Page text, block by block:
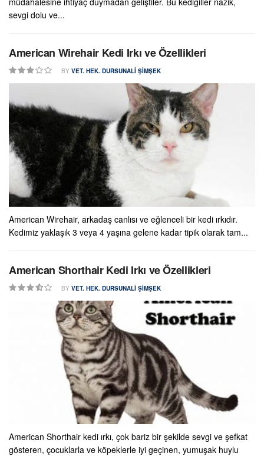
sevgi dolu ve...
American Wirehair Kedi Irkı ve Özellikleri
BY VET. HEK. DURSUNALI ŞIMŞEK
American Wirehair, arkadaş canlısı ve eğlenceli bir kedi ırkıdır.
Kedimiz yaklaşık 3 veya 4 yaşına gelene kadar tipik olarak tam...
American Shorthair Kedi Irkı ve Özellikleri
BY VET. HEK. DURSUNALI ŞIMŞEK
American Shorthair kedi ırkı, çok bariz bir şekilde sevgi ve şefkat
gösteren, çocuklarla ve köpeklerle iyi geçinen, yumuşak huylu